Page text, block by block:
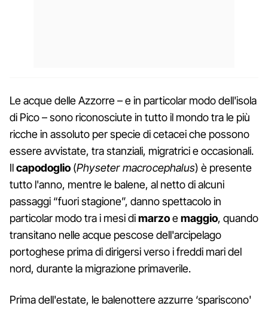
Le acque delle Azzorre – e in particolar modo dell'isola
di Pico – sono riconosciute in tutto il mondo tra le più
ricche in assoluto per specie di cetacei che possono
essere avvistate, tra stanziali, migratrici e occasionali.
Ilcapodoglio (Physeter macrocephalus) è presente
tutto l'anno, mentre le balene, al netto di alcuni
passaggi “fuori stagione”, danno spettacolo in
particolar modo tra i mesi dimarzoemaggio, quando
transitano nelle acque pescose dell'arcipelago
portoghese prima di dirigersi verso i freddi mari del
nord, durante la migrazione primaverile.
Prima dell'estate, le balenottere azzurre ‘spariscono'